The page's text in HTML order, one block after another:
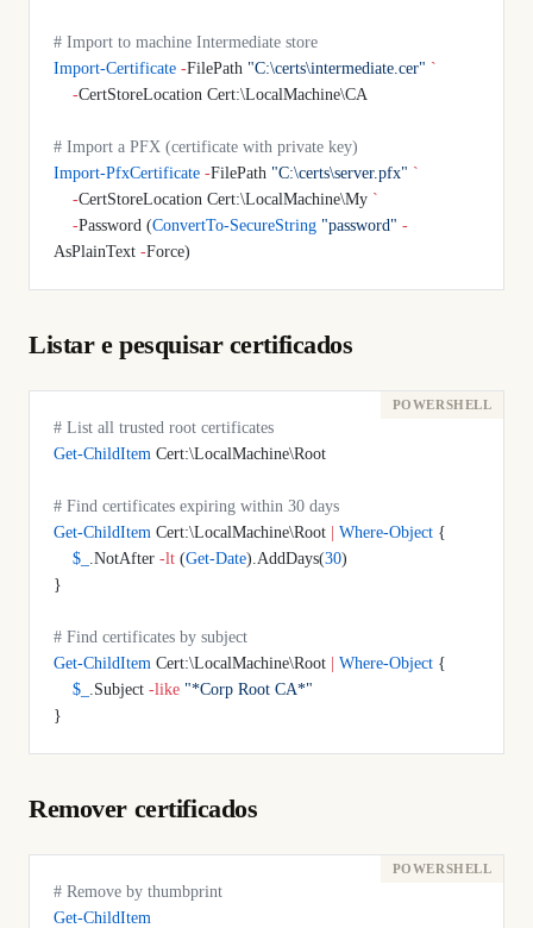
# Import to machine Intermediate store
Import-Certificate -FilePath "C:\certs\intermediate.cer" `
    -
CertStoreLocation Cert:\LocalMachine\CA
# Import a PFX (certificate with private key)
Import-PfxCertificate -FilePath "C:\certs\server.pfx" `
    -
CertStoreLocation Cert:\LocalMachine\My `
    -
Password (ConvertTo-SecureString "password" -
AsPlainText -Force)
Listar e pesquisar certificados
# List all trusted root certificates
Get-ChildItem Cert:\LocalMachine\Root
# Find certificates expiring within 30 days
Get-ChildItem Cert:\LocalMachine\Root Where-Object {
    $_
.NotAfter -lt (Get-Date).AddDays(30)
}
# Find certificates by subject
Get-ChildItem Cert:\LocalMachine\Root Where-Object {
    $_
.Subject -like "*Corp Root CA*"
}
Remover certificados
# Remove by thumbprint
Get-ChildItem